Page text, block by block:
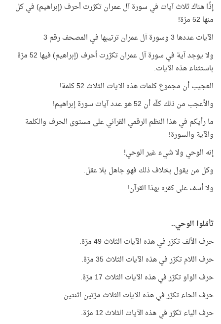
إذًا هناك ثلاث آيات في سورة آل عمران تكرّرت أحرف (إبراهيم) في كل
منها 52 مرّة!
الآيات عددها 3 وسورة آل عمران ترتيبها في المصحف رقم 3
ولا يوجد آية في سورة آل عمران تكرّرت أحرف (إبراهيم) فيها 52 مرّة
باستثناء هذه الآيات.
العجيب أن مجموع كلمات هذه الآيات الثلاث 52 كلمة!
والأعجب من ذلك كلّه أن 52 هو عدد آيات سورة إبراهيم!
ما رأيكم في هذا النظم الرقمي القرآني على مستوى الحرف والكلمة
والآية والسورة!
إنه الوحي ولا شيء غير الوحي!
وكل من يقول بخلاف ذلك فهو جاهل بلا عقل.
ولا أسف على كفره بهذا القرآن!
تأمّلوا الوحي..
حرف الألف تكرّر في هذه الآيات الثلاث 49 مرّة.
حرف اللام تكرّر في هذه الآيات الثلاث 35 مرّة.
حرف الواو تكرّر في هذه الآيات الثلاث 17 مرّة.
حرف الحاء تكرّر في هذه الآيات الثلاث مرّتين اثنتين.
حرف الياء تكرّر في هذه الآيات الثلاث 12 مرّة.